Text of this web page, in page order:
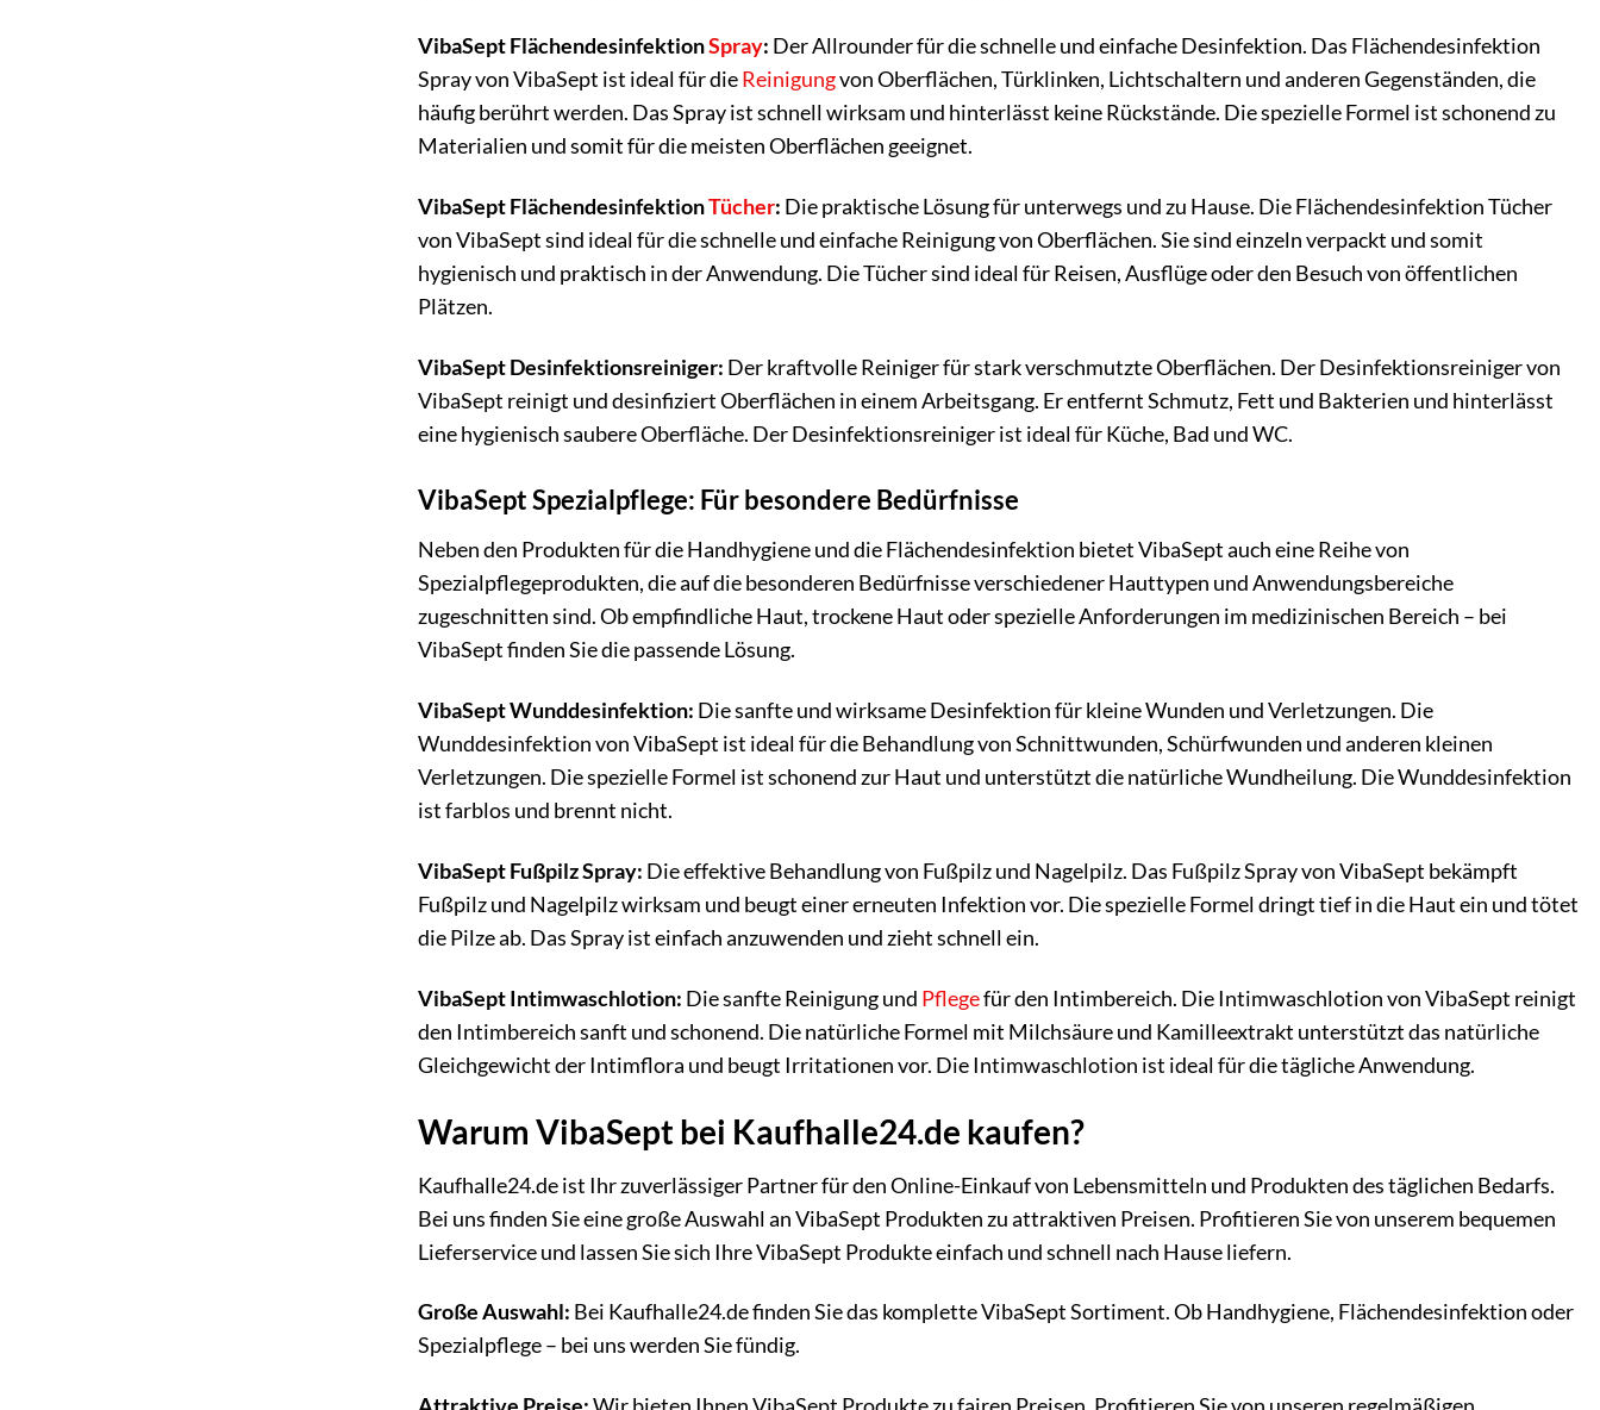
VibaSept FlächendesinfektionSpray: Der Allrounder für die schnelle und einfache Desinfektion. Das Flächendesinfektion
Spray von VibaSept ist ideal für dieReinigungvon Oberflächen, Türklinken, Lichtschaltern und anderen Gegenständen, die
häufig berührt werden. Das Spray ist schnell wirksam und hinterlässt keine Rückstände. Die spezielle Formel ist schonend zu
Materialien und somit für die meisten Oberflächen geeignet.
VibaSept FlächendesinfektionTücher: Die praktische Lösung für unterwegs und zu Hause. Die Flächendesinfektion Tücher
von VibaSept sind ideal für die schnelle und einfache Reinigung von Oberflächen. Sie sind einzeln verpackt und somit
hygienisch und praktisch in der Anwendung. Die Tücher sind ideal für Reisen, Ausflüge oder den Besuch von öffentlichen
Plätzen.
VibaSept Desinfektionsreiniger: Der kraftvolle Reiniger für stark verschmutzte Oberflächen. Der Desinfektionsreiniger von
VibaSept reinigt und desinfiziert Oberflächen in einem Arbeitsgang. Er entfernt Schmutz, Fett und Bakterien und hinterlässt
eine hygienisch saubere Oberfläche. Der Desinfektionsreiniger ist ideal für Küche, Bad und WC.
VibaSept Spezialpflege: Für besondere Bedürfnisse
Neben den Produkten für die Handhygiene und die Flächendesinfektion bietet VibaSept auch eine Reihe von
Spezialpflegeprodukten, die auf die besonderen Bedürfnisse verschiedener Hauttypen und Anwendungsbereiche
zugeschnitten sind. Ob empfindliche Haut, trockene Haut oder spezielle Anforderungen im medizinischen Bereich – bei
VibaSept finden Sie die passende Lösung.
VibaSept Wunddesinfektion: Die sanfte und wirksame Desinfektion für kleine Wunden und Verletzungen. Die
Wunddesinfektion von VibaSept ist ideal für die Behandlung von Schnittwunden, Schürfwunden und anderen kleinen
Verletzungen. Die spezielle Formel ist schonend zur Haut und unterstützt die natürliche Wundheilung. Die Wunddesinfektion
ist farblos und brennt nicht.
VibaSept Fußpilz Spray: Die effektive Behandlung von Fußpilz und Nagelpilz. Das Fußpilz Spray von VibaSept bekämpft
Fußpilz und Nagelpilz wirksam und beugt einer erneuten Infektion vor. Die spezielle Formel dringt tief in die Haut ein und tötet
die Pilze ab. Das Spray ist einfach anzuwenden und zieht schnell ein.
VibaSept Intimwaschlotion: Die sanfte Reinigung und Pflegefür den Intimbereich. Die Intimwaschlotion von VibaSept reinigt
den Intimbereich sanft und schonend. Die natürliche Formel mit Milchsäure und Kamilleextrakt unterstützt das natürliche
Gleichgewicht der Intimflora und beugt Irritationen vor. Die Intimwaschlotion ist ideal für die tägliche Anwendung.
Warum VibaSept bei Kaufhalle24.de kaufen?
Kaufhalle24.de ist Ihr zuverlässiger Partner für den Online-Einkauf von Lebensmitteln und Produkten des täglichen Bedarfs.
Bei uns finden Sie eine große Auswahl an VibaSept Produkten zu attraktiven Preisen. Profitieren Sie von unserem bequemen
Lieferservice und lassen Sie sich Ihre VibaSept Produkte einfach und schnell nach Hause liefern.
Große Auswahl: Bei Kaufhalle24.de finden Sie das komplette VibaSept Sortiment. Ob Handhygiene, Flächendesinfektion oder
Spezialpflege – bei uns werden Sie fündig.